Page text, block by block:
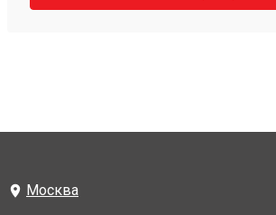
Москва